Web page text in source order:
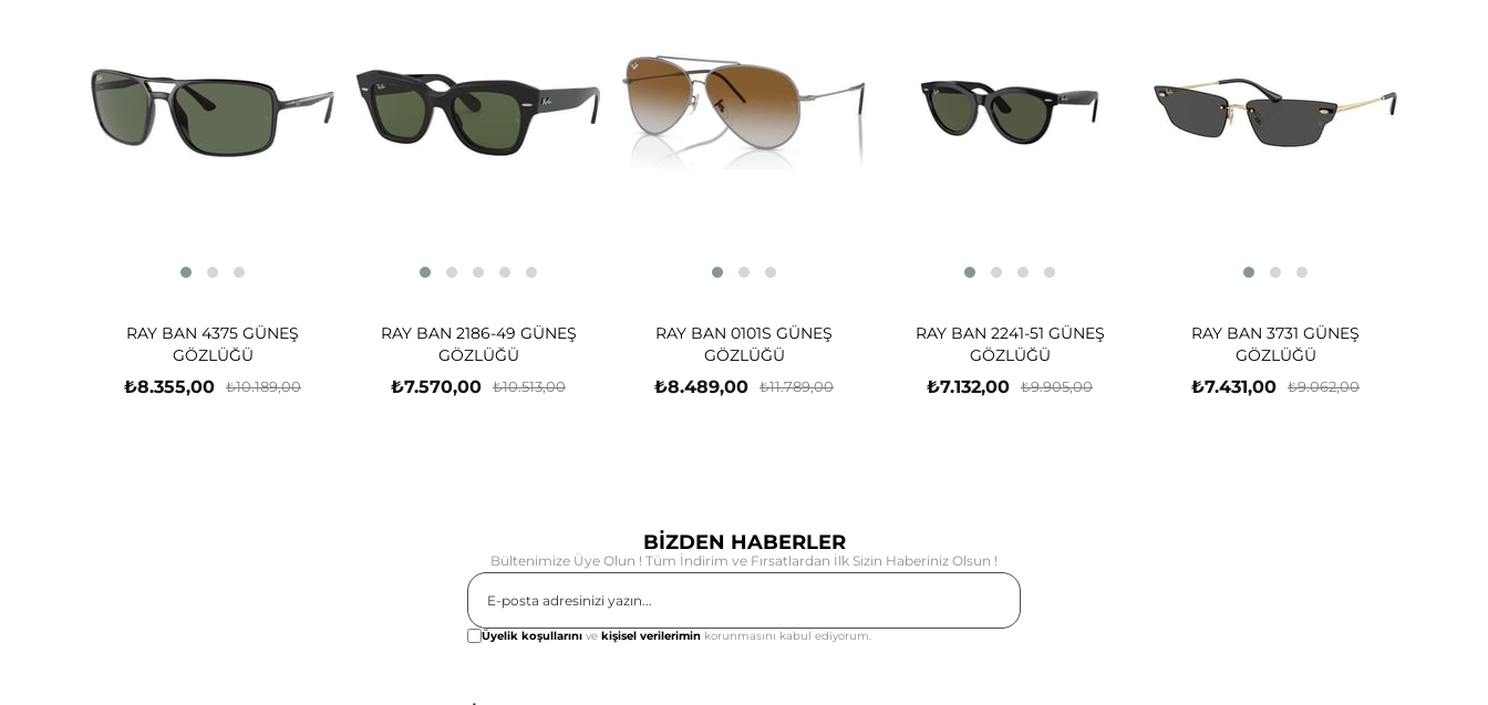
RAY BAN 4375 GÜNEŞ
GÖZLÜĞÜ
₺8.355,00 ₺10.189,00
RAY BAN 2186-49 GÜNEŞ
GÖZLÜĞÜ
₺7.570,00 ₺10.513,00
RAY BAN 0101S GÜNEŞ
GÖZLÜĞÜ
₺8.489,00 ₺11.789,00
RAY BAN 2241-51 GÜNEŞ
GÖZLÜĞÜ
₺7.132,00 ₺9.905,00
RAY BAN 3731 GÜNEŞ
GÖZLÜĞÜ
₺7.431,00 ₺9.062,00
BİZDEN HABERLER
Bültenimize Üye Olun ! Tüm İndirim ve Fırsatlardan İlk Sizin Haberiniz Olsun !
Üyelik koşullarını ve kişisel verilerimin korunmasını kabul ediyorum.